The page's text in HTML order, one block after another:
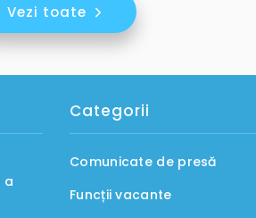
Vezi toate
a
Categorii
Comunicate de presă
Funcții vacante